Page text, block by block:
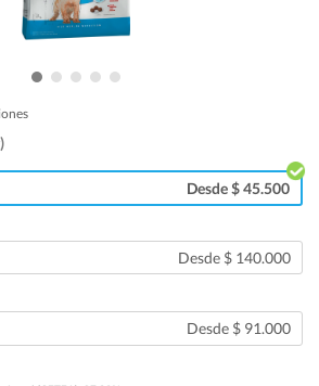
Desde $ 45.500
Desde $ 140.000
Desde $ 91.000